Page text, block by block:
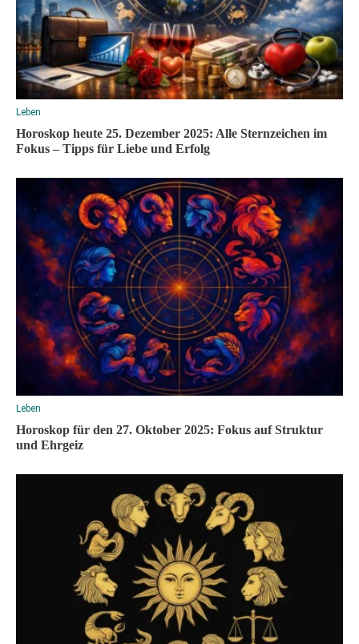
Leben
Horoskop heute 25. Dezember 2025: Alle Sternzeichen im
Fokus – Tipps für Liebe und Erfolg
Leben
Horoskop für den 27. Oktober 2025: Fokus auf Struktur
und Ehrgeiz